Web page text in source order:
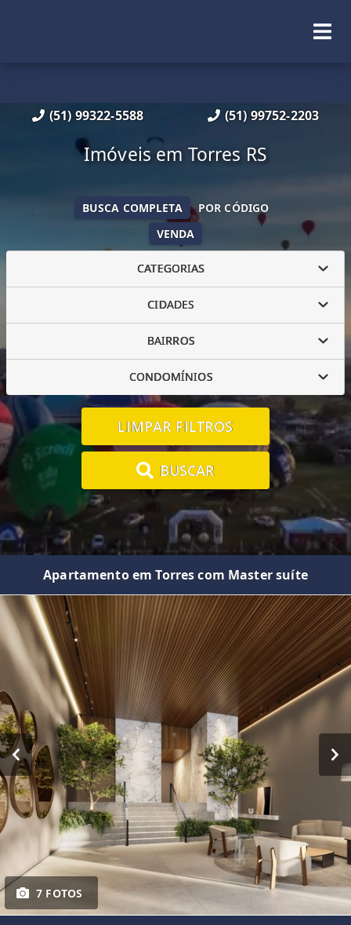
(51) 99322-5588 (51) 99752-2203
Imóveis em Torres RS
VENDA
BUSCA COMPLETA POR CÓDIGO
CATEGORIAS
CIDADES
BAIRROS
CONDOMÍNIOS
LIMPAR FILTROS
BUSCAR
Apartamento em Torres com Master suíte
7 FOTOS